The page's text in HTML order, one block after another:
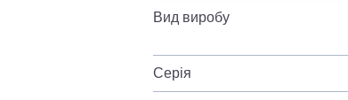
Вид виробу
Серія